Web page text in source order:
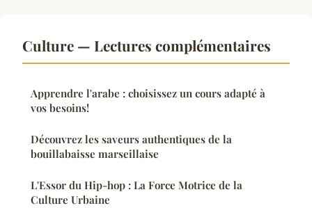
Culture — Lectures complémentaires
Apprendre l'arabe : choisissez un cours adapté à
vos besoins!
Découvrez les saveurs authentiques de la
bouillabaisse marseillaise
L'Essor du Hip-hop : La Force Motrice de la
Culture Urbaine